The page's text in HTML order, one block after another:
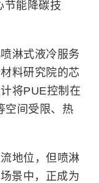
节能降碳技
淋式液冷服务
料研究院的芯
将PUE控制在
空间受限、热
地位，但喷淋
景中，正成为